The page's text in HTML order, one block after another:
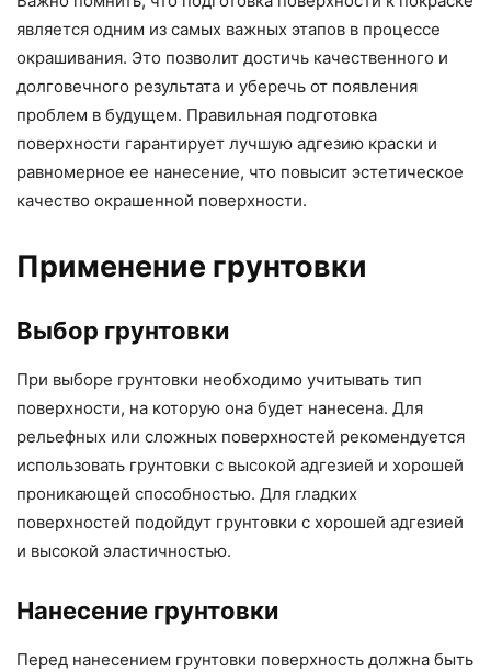
является одним из самых важных этапов в процессе
окрашивания. Это позволит достичь качественного и
долговечного результата и уберечь от появления
проблем в будущем. Правильная подготовка
поверхности гарантирует лучшую адгезию краски и
равномерное ее нанесение, что повысит эстетическое
качество окрашенной поверхности.
Применение грунтовки
Выбор грунтовки
При выборе грунтовки необходимо учитывать тип
поверхности, на которую она будет нанесена. Для
рельефных или сложных поверхностей рекомендуется
использовать грунтовки с высокой адгезией и хорошей
проникающей способностью. Для гладких
поверхностей подойдут грунтовки с хорошей адгезией
и высокой эластичностью.
Нанесение грунтовки
Перед нанесением грунтовки поверхность должна быть